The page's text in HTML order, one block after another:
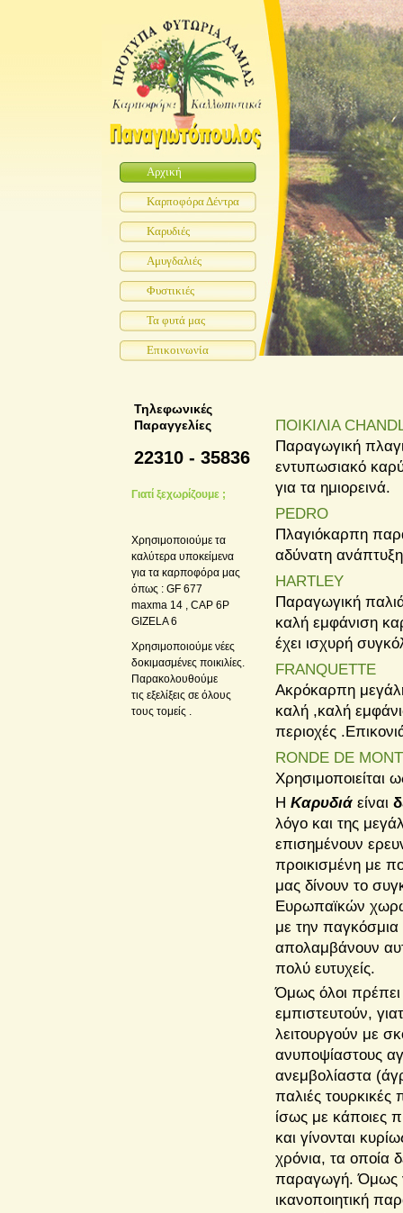
Αρχική
Καρποφόρα Δέντρα
Καρυδιές
Αμυγδαλιές
Φυστικιές
Τα φυτά μας
Επικοινωνία
Τηλεφωνικές
Παραγγελίες
22310 - 35836
Γιατί ξεχωρίζουμε ;
Χρησιμοποιούμε τα
καλύτερα υποκείμενα
για τα καρποφόρα μας
όπως : GF 677
maxma 14 , CAP 6P
GIZELA 6
Χρησιμοποιούμε νέες
δοκιμασμένες ποικιλίες.
Παρακολουθούμε
τις εξελίξεις σε όλους
τους τομείς .
ΠΟΙΚΙΛΙΑ
Παραγωγική
εντυπωσιακό
για τα ημιορεινά.
PEDRO
Πλαγιόκαρπη
αδύνατη
HARTLEY
Παραγωγική
καλή εμφάνιση
έχει ισχυρή
FRANQUETTE
Ακρόκαρπη
καλή ,καλή
περιοχές
RONDE DE
Χρησιμοποιείται
Η Καρυδιάείναι
λόγο και της
επισημένουν
προικισμένη με
μας δίνουν το
Ευρωπαϊκών
με την παγκόσμια
απολαμβάνουν
πολύ ευτυχείς.
Όμως όλοι πρέπει
εμπιστευτούν,
λειτουργούν με
ανυποψίαστους
ανεμβολίαστα
παλιές τουρκικές
ίσως με κάποιες
και γίνονται
χρόνια, τα οποία
παραγωγή. Όμως
ικανοποιητική